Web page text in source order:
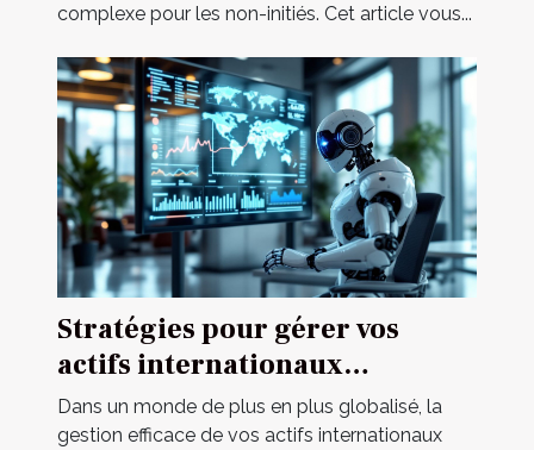
complexe pour les non-initiés. Cet article vous...
Stratégies pour gérer vos
actifs internationaux
efficacement
Dans un monde de plus en plus globalisé, la
gestion efficace de vos actifs internationaux